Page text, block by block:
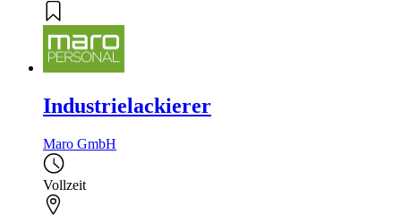
Industrielackierer
Maro GmbH
Vollzeit